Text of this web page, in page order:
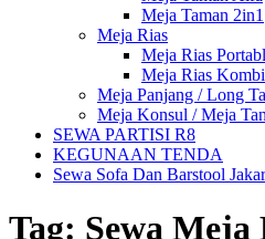
Meja Taman 2in1
Meja Rias
Meja Rias
Meja Rias
Meja Panjang / Long
Meja Konsul / Meja
SEWA PARTISI R8
KEGUNAAN TENDA
Sewa Sofa Dan Barstool
Tag: Sewa